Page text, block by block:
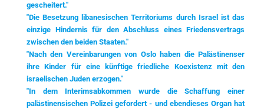
gescheitert."
"Die Besetzung libanesischen Territoriums durch Israel ist das
einzige Hindernis für den Abschluss eines Friedensvertrags
zwischen den beiden Staaten."
"Nach den Vereinbarungen von Oslo haben die Palästinenser
ihre Kinder für eine künftige friedliche Koexistenz mit den
israelischen Juden erzogen."
"In dem Interimsabkommen wurde die Schaffung einer
palästinensischen Polizei gefordert - und ebendieses Organ hat